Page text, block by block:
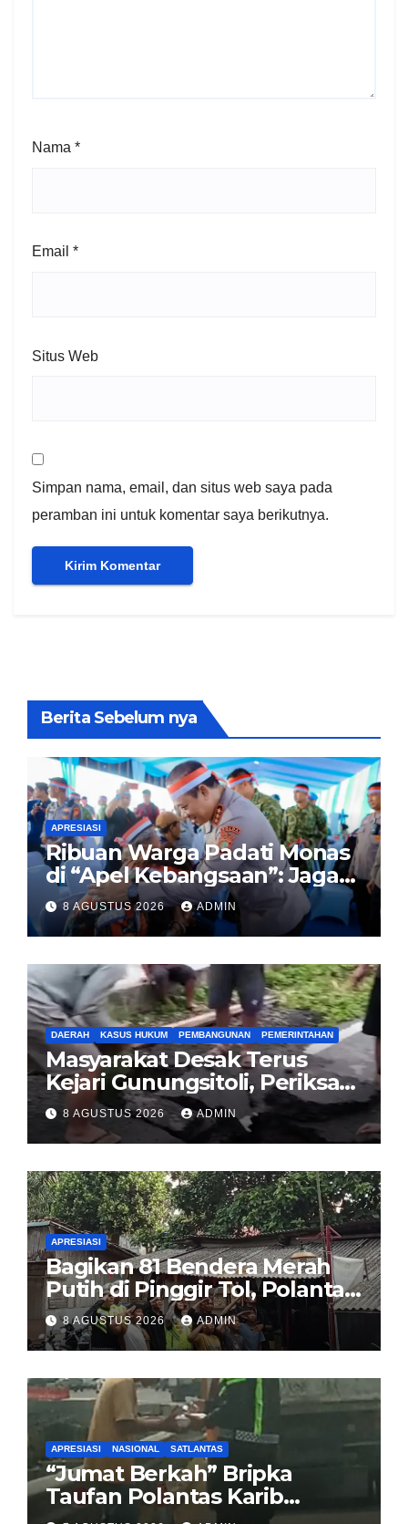
Nama *
Email *
Situs Web
Simpan nama, email, dan situs web saya pada
peramban ini untuk komentar saya berikutnya.
Berita Sebelum nya
APRESIASI
Ribuan Warga Padati Monas
di “Apel Kebangsaan”: Jaga
Jakarta Berarti Jaga
Indonesia
8 AGUSTUS 2026 ADMIN
DAERAH KASUS HUKUM PEMBANGUNAN PEMERINTAHAN
Masyarakat Desak Terus
Kejari Gunungsitoli, Periksa
dan Usut Tuntas Dugaan
Korupsi Proyek Jalan
Sirombu-Afulu (MYC) Senilai
Rp321 Miliar
8 AGUSTUS 2026 ADMIN
APRESIASI
Bagikan 81 Bendera Merah
Putih di Pinggir Tol, Polantas
Karib BSD Ajak Warga Miskin
Kibarkan Sang Saka
8 AGUSTUS 2026 ADMIN
APRESIASI NASIONAL SATLANTAS
“Jumat Berkah” Bripka
Taufan Polantas Karib
Bagikan Nasi Kotak untuk